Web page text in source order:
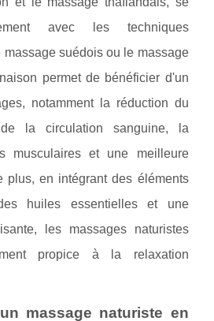
avec les techniques
suédois ou le massage
permet de bénéficier d'un
notamment la réduction du
la circulation sanguine, la
musculaires et une meilleure
plus, en intégrant des éléments
huiles essentielles et une
les massages naturistes
propice à la relaxation
massage naturiste en